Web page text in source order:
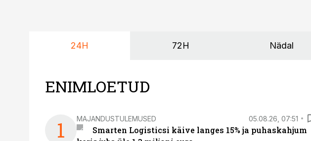
24H 72H Nädal
ENIMLOETUD
1 MAJANDUSTULEMUSED 05.08.26, 07:51
Smarten Logisticsi käive langes 15% ja puhaskahjum